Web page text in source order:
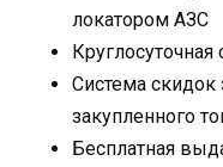
локатором АЗС
Система скидок
закупленного
Бесплатная